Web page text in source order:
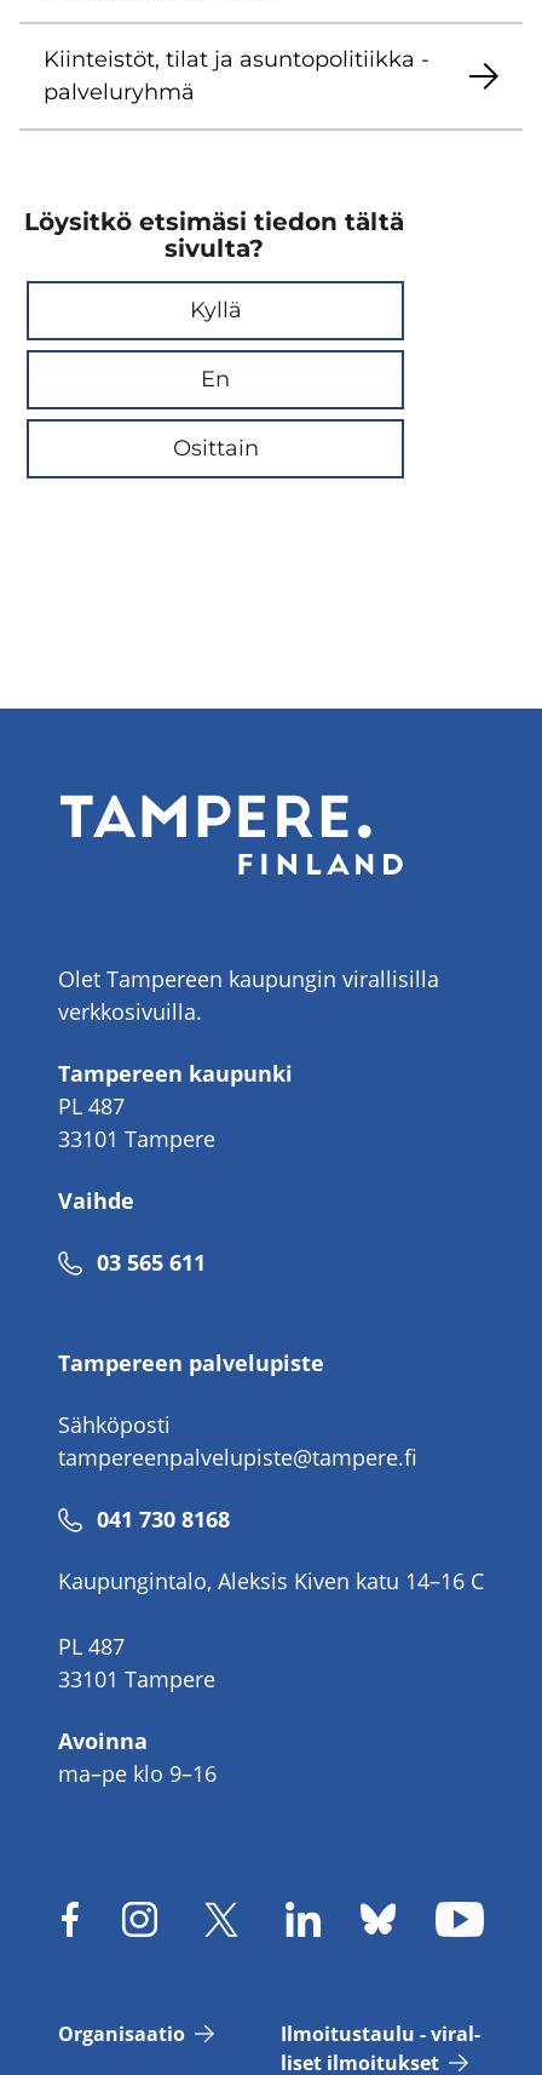
Kiin­teis­töt, tilat ja asun­to­po­li­tiik­ka -​
palveluryhmä
Löysitkö etsimäsi tiedon tältä
sivulta?
Kyllä
En
Osittain
Olet Tampereen kaupungin virallisilla
verkkosivuilla.
Tampereen kaupunki
PL 487
33101 Tampere
Vaihde
Puhelinnumero
03 565 611
Tampereen palvelupiste
Sähköposti
tampereenpalvelupiste@tampere.fi
Puhelinnumero
041 730 8168
Kaupungintalo, Aleksis Kiven katu 14–16 C
PL 487
33101 Tampere
Avoinna
ma–pe klo 9–16
Or­ga­ni­saa­tio
Il­moi­tus­tau­lu - vi­ral­
li­set il­moi­tuk­set